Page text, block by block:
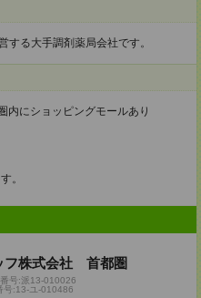
る大手調剤薬局会社です。
にショッピングモールあり
。
フ株式会社 首都圏
号:派13-010026
号:13-ユ-010486